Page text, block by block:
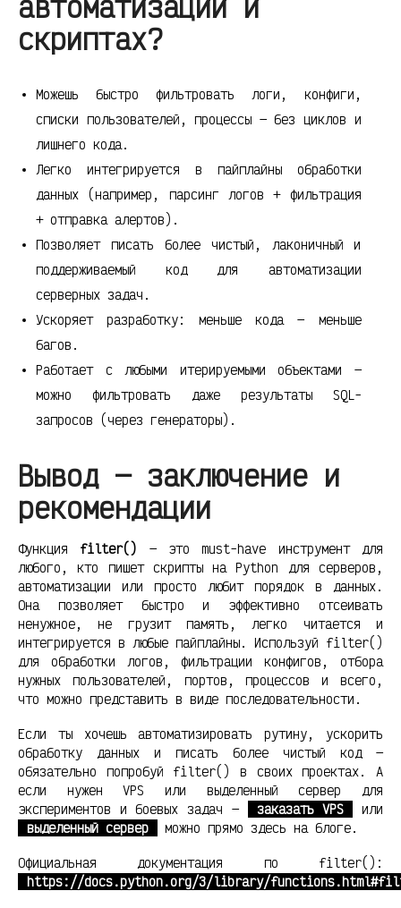
скриптах?
Можешь быстро фильтровать логи, конфиги,
списки пользователей, процессы — без циклов и
лишнего кода.
Легко интегрируется в пайплайны обработки
данных (например, парсинг логов + фильтрация
+ отправка алертов).
Позволяет писать более чистый, лаконичный и
поддерживаемый код для автоматизации
серверных задач.
Ускоряет разработку: меньше кода — меньше
багов.
Работает с любыми итерируемыми объектами —
можно фильтровать даже результаты SQL-
запросов (через генераторы).
Вывод — заключение и
рекомендации
Функция filter() — это must-have инструмент для
любого, кто пишет скрипты на Python для серверов,
автоматизации или просто любит порядок в данных.
Она позволяет быстро и эффективно отсеивать
ненужное, не грузит память, легко читается и
интегрируется в любые пайплайны. Используй filter()
для обработки логов, фильтрации конфигов, отбора
нужных пользователей, портов, процессов и всего,
что можно представить в виде последовательности.
Если ты хочешь автоматизировать рутину, ускорить
обработку данных и писать более чистый код —
обязательно попробуй filter() в своих проектах. А
если нужен VPS или выделенный сервер для
экспериментов и боевых задач —
заказать VPS
или
выделенный сервер
можно прямо здесь на блоге.
Официальная документация по filter():
https://docs.python.org/3/library/